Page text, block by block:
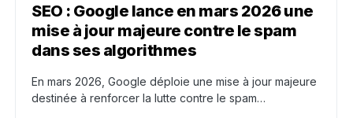
SEO : Google lance en mars 2026 une
mise à jour majeure contre le spam
dans ses algorithmes
En mars 2026, Google déploie une mise à jour majeure
destinée à renforcer la lutte contre le spam…